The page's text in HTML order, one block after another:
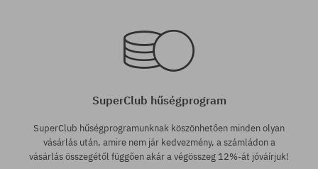
SuperClub hűségprogram
SuperClub hűségprogramunknak köszönhetően minden olyan
vásárlás után, amire nem jár kedvezmény, a számládon a
vásárlás összegétől függően akár a végösszeg 12%-át jóváírjuk!